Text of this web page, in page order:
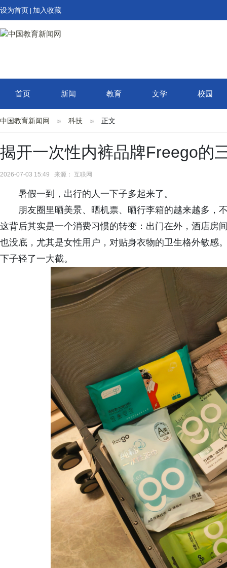
设为首页 加入收藏
首页 新闻 教育 文学 校园
中国教育新闻网 科技 正文
揭开一次性内裤品牌Freego的
2026-07-03 15:49 来源： 互联网
暑假一到，出行的人一下子多起来了。
朋友圈里晒美景、晒机票、晒行李箱的越来越多
这背后其实是一个消费习惯的转变：出门在外，酒店房
也没底，尤其是女性用户，对贴身衣物的卫生格外敏感
下子轻了一大截。